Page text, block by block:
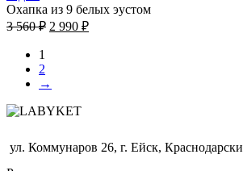
Охапка из 9 белых эустом
3 560₽ Первоначальная
560 ₽.
2 990 ₽Текущая
1
2
→
ул. Коммунаров 26, г. Ейск,